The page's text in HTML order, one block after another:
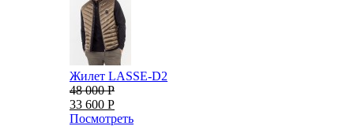
Жилет LASSE-D2
48 000 Р
33 600 Р
Посмотреть